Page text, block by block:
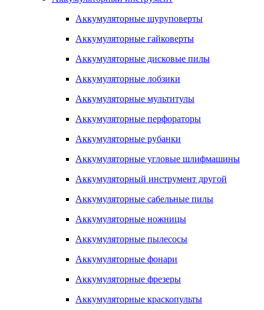
Аккумуляторные шуруповерты
Аккумуляторные гайковерты
Аккумуляторные дисковые пилы
Аккумуляторные лобзики
Аккумуляторные мультитулы
Аккумуляторные перфораторы
Аккумуляторные рубанки
Аккумуляторные угловые шлифмашины
Аккумуляторный инструмент другой
Аккумуляторные сабельные пилы
Аккумуляторные ножницы
Аккумуляторные пылесосы
Аккумуляторные фонари
Аккумуляторные фрезеры
Аккумуляторные краскопульты